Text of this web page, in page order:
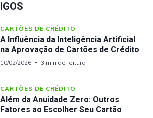
CARTÕES DE CRÉDITO
A Influência da Inteligência Artificial
na Aprovação de Cartões de Crédito
10/02/2026 3 min de leitura
CARTÕES DE CRÉDITO
Além da Anuidade Zero: Outros
Fatores ao Escolher Seu Cartão